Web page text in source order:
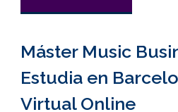
Máster Music
Estudia en
Virtual Online